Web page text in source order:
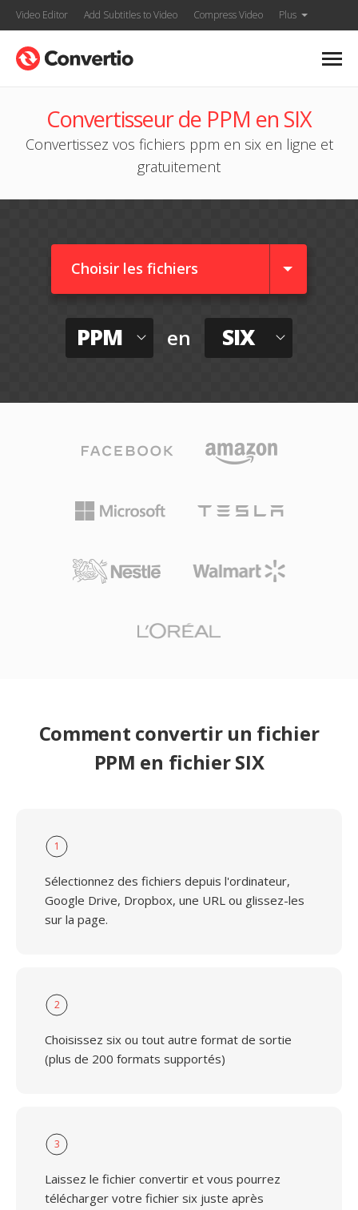
Video Editor Add Subtitles to Video Compress Video Plus
Convertisseur de PPM en SIX
Convertissez vos fichiers ppm en six en ligne et
gratuitement
Choisir les fichiers
PPM en SIX
Comment convertir un fichier
PPM en fichier SIX
1
Sélectionnez des fichiers depuis l'ordinateur,
Google Drive, Dropbox, une URL ou glissez-les
sur la page.
2
Choisissez six ou tout autre format de sortie
(plus de 200 formats supportés)
3
Laissez le fichier convertir et vous pourrez
télécharger votre fichier six juste après